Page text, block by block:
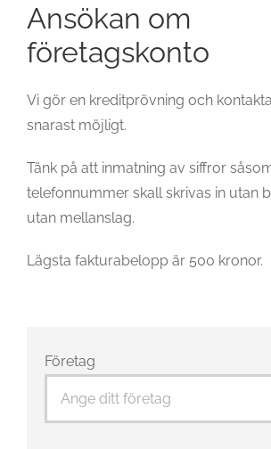
Ansökan om
företagskonto
Vi gör en kreditprövning och
snarast möjligt.
Tänk på att inmatning av siffror
telefonnummer skall skrivas in utan
utan mellanslag.
Lägsta fakturabelopp är 500 kronor.
Företag